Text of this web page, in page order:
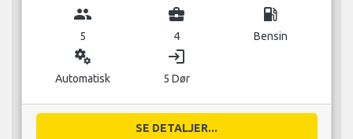
group
5
business_center
4
local_gas_station
Bensin
miscellaneous_services
Automatisk
login
5 Dør
SE DETALJER...